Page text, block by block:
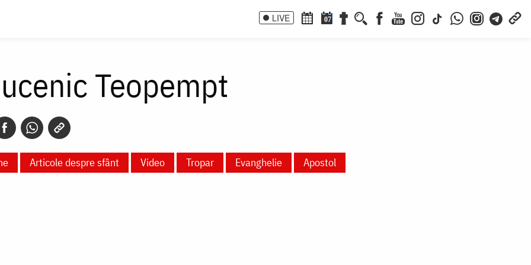
LIVE 07
Teopempt
Articole despre sfânt Video Tropar Evanghelie Apostol